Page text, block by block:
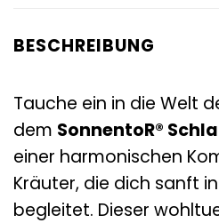
BESCHREIBUNG
Tauche ein in die Welt
dem SonnentoR®
einer harmonischen
Kräuter, die dich sanft
begleitet. Dieser